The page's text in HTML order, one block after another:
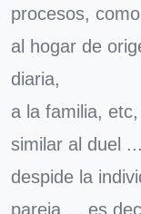
procesos,
al hogar de
diaria,
a la familia,
similar al duel
despide la
pareja ... es